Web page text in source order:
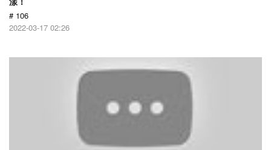
# 106
2022-03-17 02:26